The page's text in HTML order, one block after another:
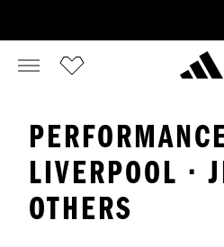
LIVERPOOL ·
OTHERS